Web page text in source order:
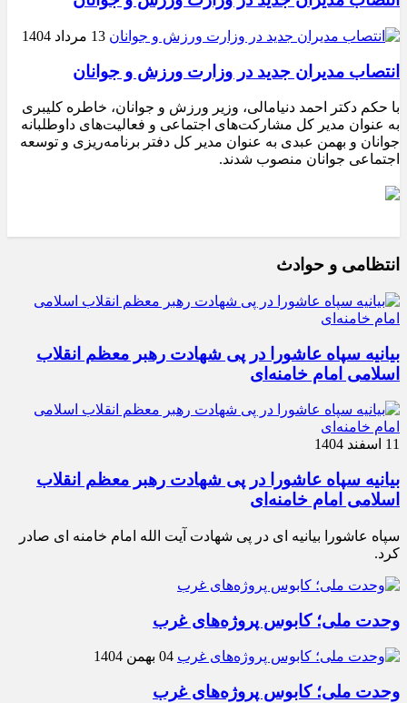
13 مرداد 1404
انتصاب مدیران جدید در وزارت ورزش و جوانان
با حکم دکتر احمد دنیامالی، وزیر ورزش و جوانان، خاطره کلیبری
به عنوان مدیر کل مشارکت‌های اجتماعی و فعالیت‌های داوطلبانه
جوانان و بهمن عبدی به عنوان مدیر کل دفتر برنامه‌ریزی و توسعه
اجتماعی جوانان منصوب شدند.
انتظامی و حوادث
بیانیه سپاه عاشورا در پی شهادت رهبر معظم انقلاب
اسلامی امام خامنه‌ای
11 اسفند 1404
بیانیه سپاه عاشورا در پی شهادت رهبر معظم انقلاب
اسلامی امام خامنه‌ای
سپاه عاشورا بیانیه ای در پی شهادت آیت الله امام خامنه ای صادر
کرد.
وحدت ملی؛ کابوس پروژه‌های غرب
04 بهمن 1404
وحدت ملی؛ کابوس پروژه‌های غرب